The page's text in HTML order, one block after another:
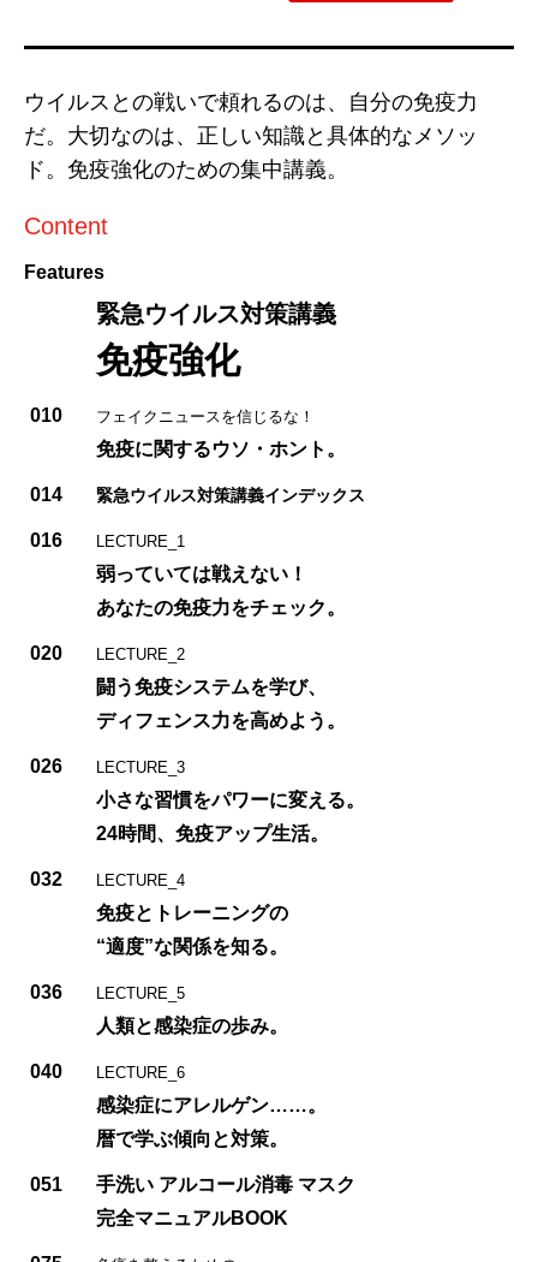
ウイルスとの戦いで頼れるのは、自分の免疫力
だ。大切なのは、正しい知識と具体的なメソッ
ド。免疫強化のための集中講義。
Content
Features
緊急ウイルス対策講義
免疫強化
010 フェイクニュースを信じるな！
免疫に関するウソ・ホント。
014 緊急ウイルス対策講義インデックス
016 LECTURE_1
弱っていては戦えない！
あなたの免疫力をチェック。
020 LECTURE_2
闘う免疫システムを学び、
ディフェンス力を高めよう。
026 LECTURE_3
小さな習慣をパワーに変える。
24時間、免疫アップ生活。
032 LECTURE_4
免疫とトレーニングの
“適度”な関係を知る。
036 LECTURE_5
人類と感染症の歩み。
040 LECTURE_6
感染症にアレルゲン……。
暦で学ぶ傾向と対策。
051
手洗い アルコール消毒 マスク
完全マニュアルBOOK